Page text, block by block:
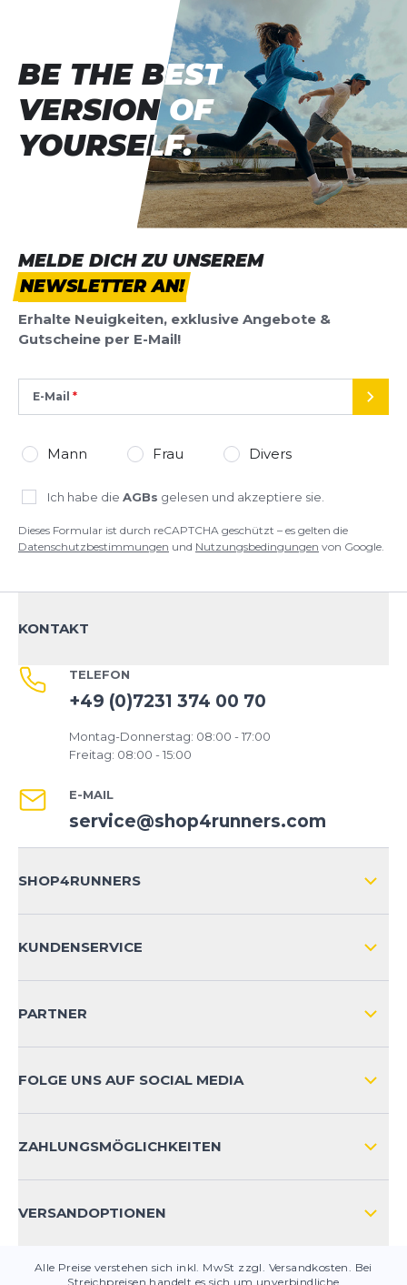
MELDE DICH ZU UNSEREM
NEWSLETTER AN!
Erhalte Neuigkeiten, exklusive Angebote &
Gutscheine per E-Mail!
E-Mail
Mann Frau Divers
Ich habe die AGBs gelesen und akzeptiere sie.
Dieses Formular ist durch reCAPTCHA geschützt – es gelten die
Datenschutzbestimmungen und Nutzungsbedingungen von Google.
BE THE BEST
VERSION OF
YOURSELF.
BE THE BEST
VERSION OF
YOURSELF.
KONTAKT
TELEFON
+49 (0)7231 374 00 70
Montag-Donnerstag: 08:00 - 17:00
Freitag: 08:00 - 15:00
E-MAIL
service@shop4runners.com
SHOP4RUNNERS
KUNDENSERVICE
KONTAKT
PRODUKTSICHERHEIT
PARTNER
FOLGE UNS AUF SOCIAL MEDIA
ZAHLUNGSMÖGLICHKEITEN
VERSANDOPTIONEN
Alle Preise verstehen sich inkl. MwSt zzgl. Versandkosten. Bei
Streichpreisen handelt es sich um unverbindliche